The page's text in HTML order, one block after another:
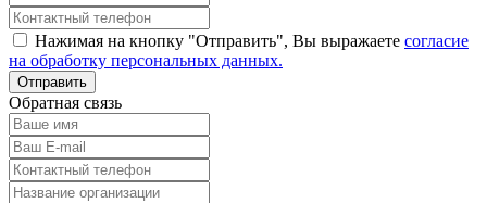
Нажимая на кнопку "Отправить", Вы выражаете согласие
на обработку персональных данных.
Обратная связь